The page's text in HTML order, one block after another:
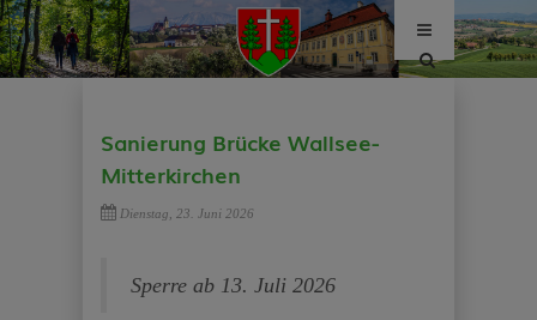
Site
search
Sanierung Brücke Wallsee-
Mitterkirchen
Dienstag, 23. Juni 2026
Sperre ab 13. Juli 2026